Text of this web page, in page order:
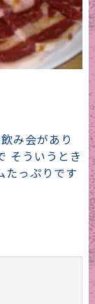
み会があり
そういうとき
っぷりです